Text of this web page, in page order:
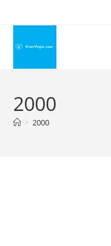
conteúdo
2000
> 2000